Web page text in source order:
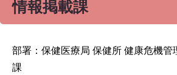
情報掲載課
部署：保健医療局 保健所 健康危機管
課